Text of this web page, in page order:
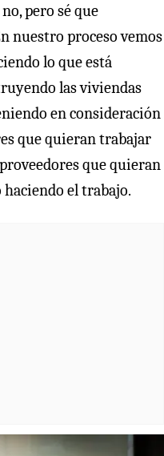
pero sé que
nuestro proceso vemos
lo que está
las viviendas
en consideración
que quieran trabajar
que quieran
haciendo el trabajo.